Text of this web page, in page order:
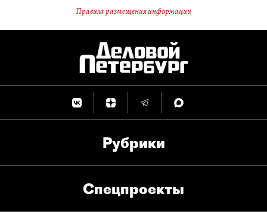
Правила размещения информации
Рубрики
Спец­проекты